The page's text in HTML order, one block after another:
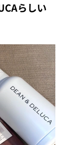
らしい